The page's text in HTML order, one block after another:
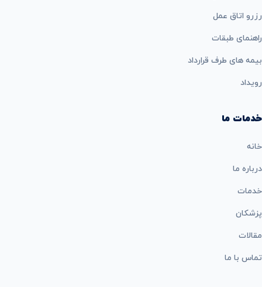
رزرو اتاق عمل
راهنمای طبقات
بيمه های طرف قرارداد
رویداد
خدمات ما
خانه
درباره ما
خدمات
پزشکان
مقالات
تماس با ما